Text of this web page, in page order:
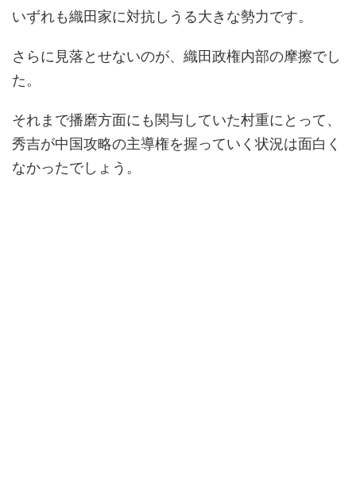
いずれも織田家に対抗しうる大きな勢力です。
さらに見落とせないのが、織田政権内部の摩擦でし
た。
それまで播磨方面にも関与していた村重にとって、
秀吉が中国攻略の主導権を握っていく状況は面白く
なかったでしょう。